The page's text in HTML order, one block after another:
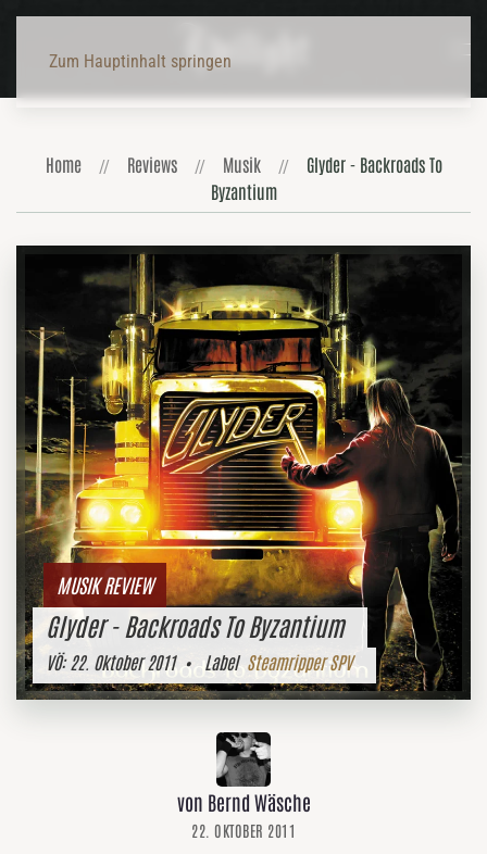
Zum Hauptinhalt springen
Home Reviews Musik
Glyder - Backroads To
Byzantium
MUSIK REVIEW
Glyder - Backroads To Byzantium
VÖ:22. Oktober 2011• Label Steamripper SPV
von Bernd Wäsche
22. OKTOBER 2011